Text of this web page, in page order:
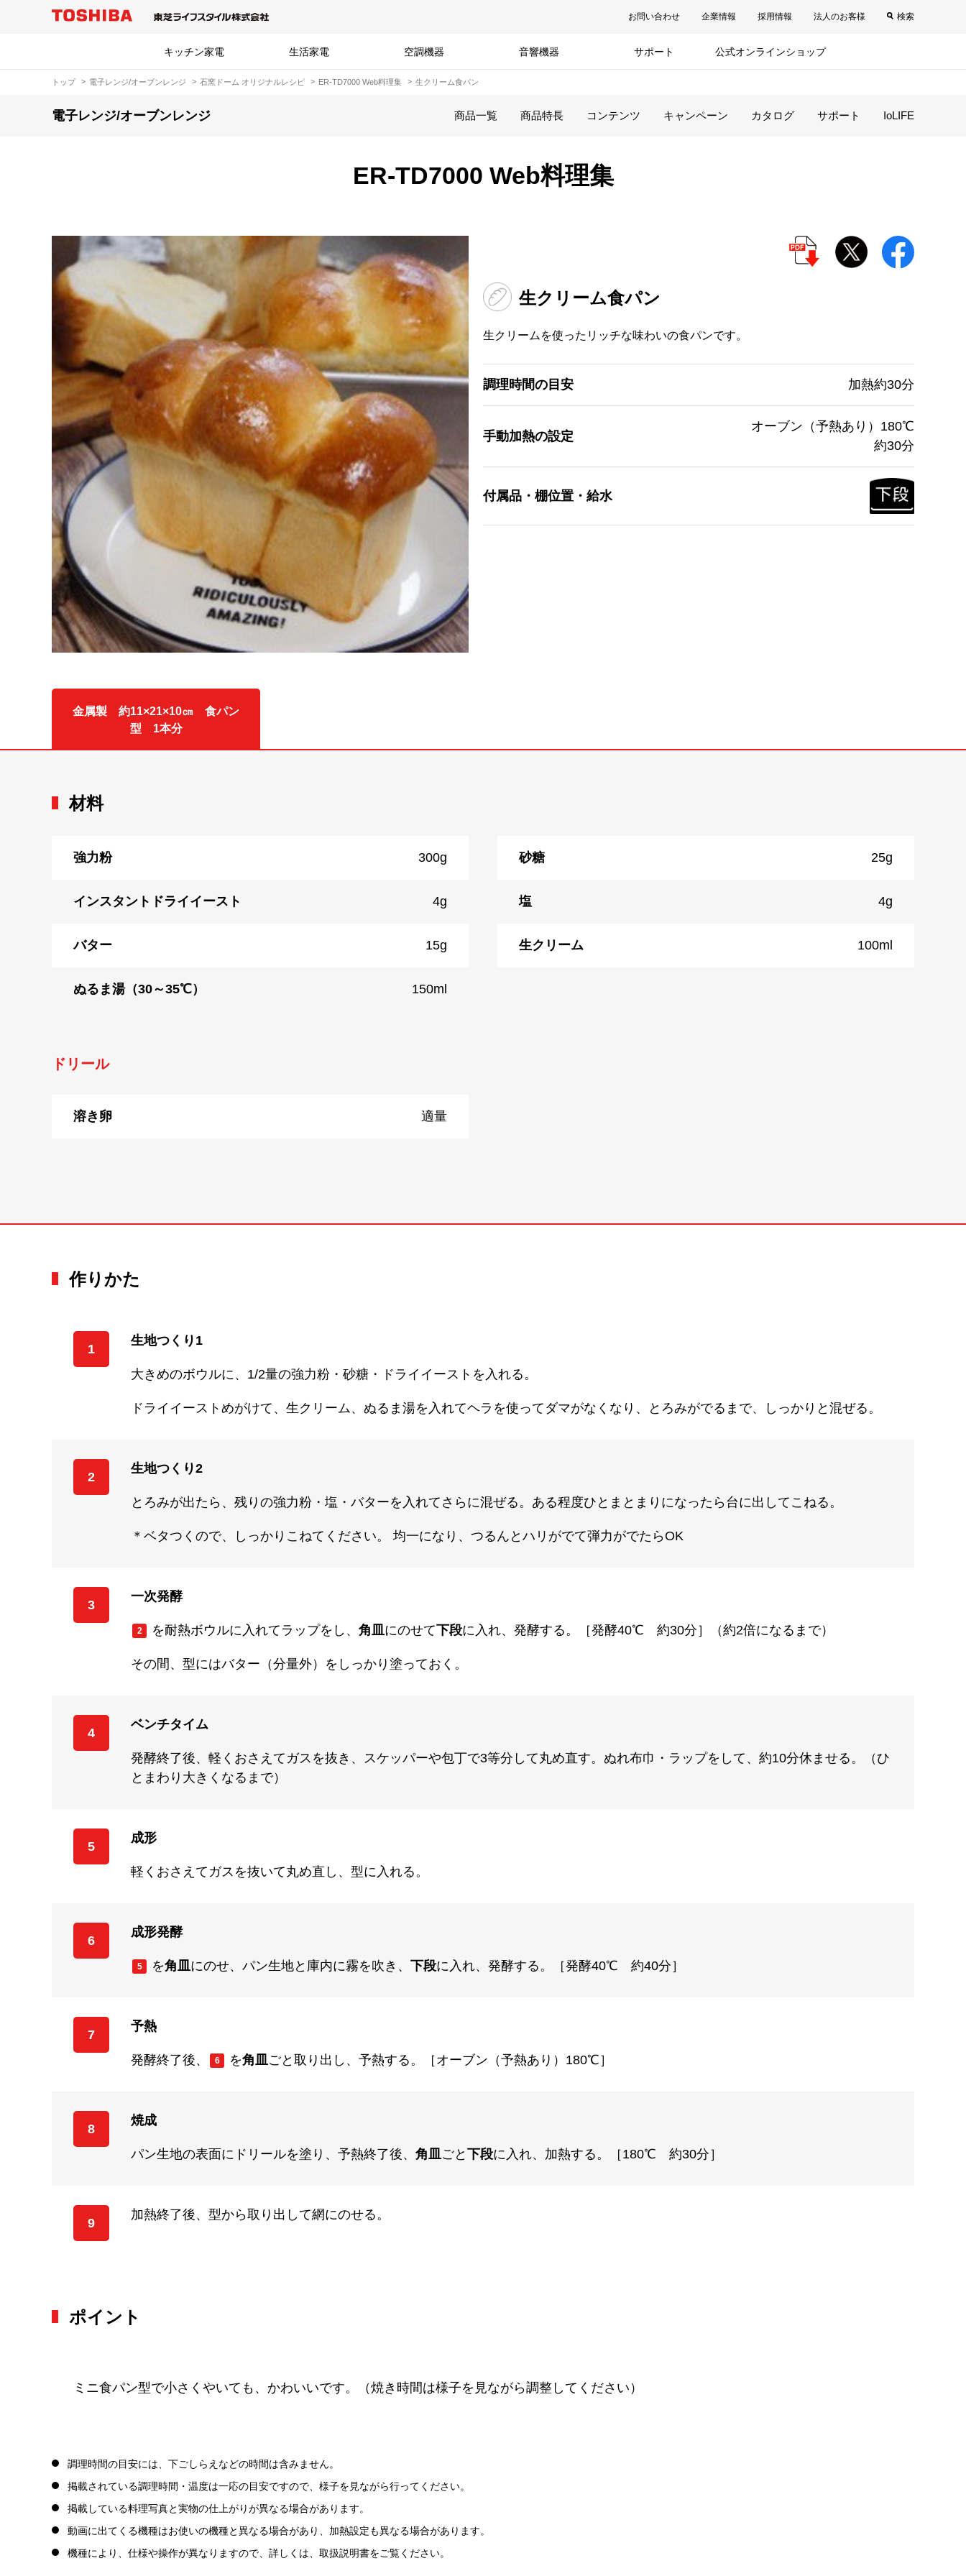
お問い合わせ 企業情報 採用情報 法人のお客様 検索
キッチン家電 生活家電 空調機器 音響機器 サポート 公式オンラインショップ
トップ 電子レンジ/オーブンレンジ 石窯ドーム オリジナルレシピ ER-TD7000 Web料理集 生クリーム食パン
電子レンジ/オーブンレンジ 商品一覧 商品特長 コンテンツ キャンペーン カタログ サポート IoLIFE
ER-TD7000 Web料理集
生クリーム食パン
生クリームを使ったリッチな味わいの食パンです。
調理時間の目安 加熱約30分
手動加熱の設定
オーブン（予熱あり）180℃
約30分
付属品・棚位置・給水
金属製 約11×21×10㎝ 食パン
型 1本分
材料
強力粉 300g 砂糖 25g
インスタントドライイースト 4g 塩 4g
バター 15g 生クリーム 100ml
ぬるま湯（30～35℃） 150ml
ドリール
溶き卵 適量
作りかた
1
生地つくり1
大きめのボウルに、1/2量の強力粉・砂糖・ドライイーストを入れる。
ドライイーストめがけて、生クリーム、ぬるま湯を入れてヘラを使ってダマがなくなり、とろみがでるまで、しっかりと混ぜる。
2
生地つくり2
とろみが出たら、残りの強力粉・塩・バターを入れてさらに混ぜる。ある程度ひとまとまりになったら台に出してこねる。
＊ベタつくので、しっかりこねてください。 均一になり、つるんとハリがでて弾力がでたらOK
3
一次発酵
2 を耐熱ボウルに入れてラップをし、 角皿にのせて下段に入れ、発酵する。［発酵40℃ 約30分］（約2倍になるまで）
その間、型にはバター（分量外）をしっかり塗っておく。
4
ベンチタイム
発酵終了後、軽くおさえてガスを抜き、スケッパーや包丁で3等分して丸め直す。ぬれ布巾・ラップをして、約10分休ませる。（ひ
とまわり大きくなるまで）
5
成形
軽くおさえてガスを抜いて丸め直し、型に入れる。
6
成形発酵
5 を角皿にのせ、パン生地と庫内に霧を吹き、 下段に入れ、発酵する。［発酵40℃ 約40分］
7
予熱
発酵終了後、 6 を角皿ごと取り出し、予熱する。［オーブン（予熱あり）180℃］
8
焼成
パン生地の表面にドリールを塗り、予熱終了後、 角皿ごと 下段に入れ、加熱する。［180℃ 約30分］
9
加熱終了後、型から取り出して網にのせる。
ポイント
ミニ食パン型で小さくやいても、かわいいです。（焼き時間は様子を見ながら調整してください）
調理時間の目安には、下ごしらえなどの時間は含みません。
掲載されている調理時間・温度は一応の目安ですので、様子を見ながら行ってください。
掲載している料理写真と実物の仕上がりが異なる場合があります。
動画に出てくる機種はお使いの機種と異なる場合があり、加熱設定も異なる場合があります。
機種により、仕様や操作が異なりますので、詳しくは、取扱説明書をご覧ください。